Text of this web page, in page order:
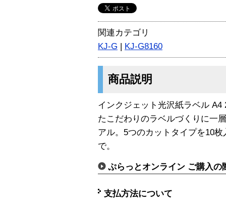
関連カテゴリ
KJ-G | KJ-G8160
商品説明
インクジェット光沢紙ラベル
たこだわりのラベルづくりに一
アル。5つのカットタイプを10
で。
ぷらっとオンライン ご購入の
支払方法について